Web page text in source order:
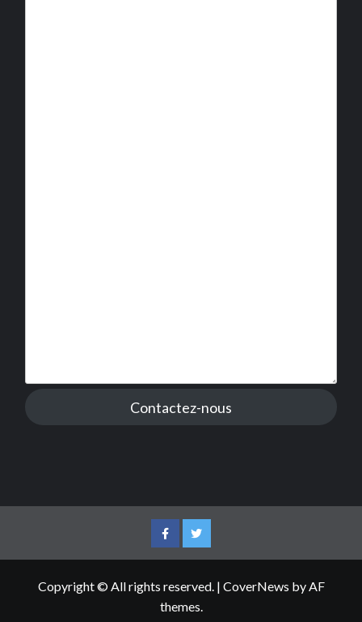
Contactez-nous
FacebookTwitter
Copyright © All rights reserved. | CoverNews by AF
themes.